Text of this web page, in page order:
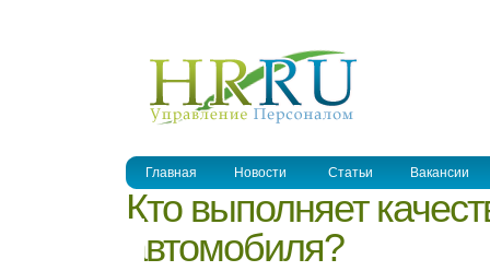
Главная Новости Статьи Вакансии
Кто выполняет
автомобиля?